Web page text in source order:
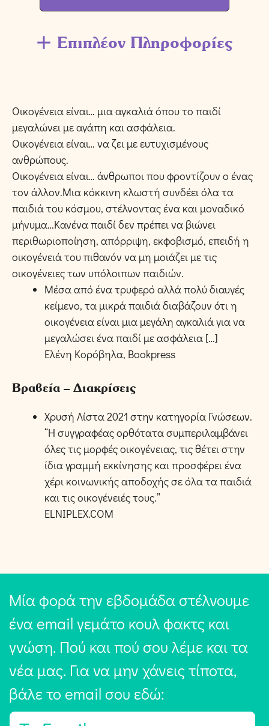
Επιπλέον Πληροφορίες
Οικογένεια είναι… μια αγκαλιά όπου το παιδί
μεγαλώνει με αγάπη και ασφάλεια.
Οικογένεια είναι… να ζει με ευτυχισμένους
ανθρώπους.
Οικογένεια είναι… άνθρωποι που φροντίζουν ο ένας
τον άλλον.Μια κόκκινη κλωστή συνδέει όλα τα
παιδιά του κόσμου, στέλνοντας ένα και μοναδικό
μήνυμα…Κανένα παιδί δεν πρέπει να βιώνει
περιθωριοποίηση, απόρριψη, εκφοβισμό, επειδή η
οικογένειά του πιθανόν να μη μοιάζει με τις
οικογένειες των υπόλοιπων παιδιών.
Μέσα από ένα τρυφερό αλλά πολύ διαυγές
κείμενο, τα μικρά παιδιά διαβάζουν ότι η
οικογένεια είναι μια μεγάλη αγκαλιά για να
μεγαλώσει ένα παιδί με ασφάλεια […]
Ελένη Κορόβηλα, Bookpress
Βραβεία – Διακρίσεις
Χρυσή Λίστα 2021 στην κατηγορία Γνώσεων.
“Η συγγραφέας ορθότατα συμπεριλαμβάνει
όλες τις μορφές οικογένειας, τις θέτει στην
ίδια γραμμή εκκίνησης και προσφέρει ένα
χέρι κοινωνικής αποδοχής σε όλα τα παιδιά
και τις οικογένειές τους.”
ELNIPLEX.COM
Μία φορά την εβδομάδα στέλνουμε
ένα email γεμάτο κουλ φακτς και
γνώση. Πού και πού σου λέμε και τα
νέα μας. Για να μην χάνεις τίποτα,
βάλε το email σου εδώ:
E